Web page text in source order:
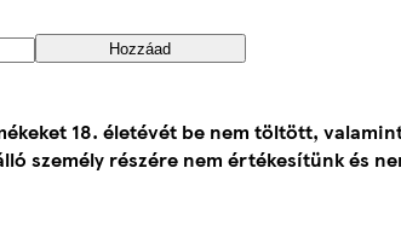
Hozzáad
18. életévét be nem töltött,
személy részére nem értékesítünk és